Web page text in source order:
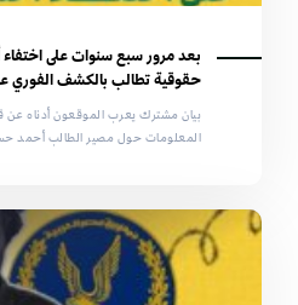
بعد مرور سبع سنوات على
حقوقية تطالب بالكشف الفوري
بيان مشترك يعرب الموقعون أدناه عن
المعلومات حول مصير الطالب أحمد